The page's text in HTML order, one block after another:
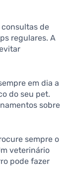
consultas de
regulares. A
em dia a
do seu pet.
sobre
sempre o
veterinário
pode fazer